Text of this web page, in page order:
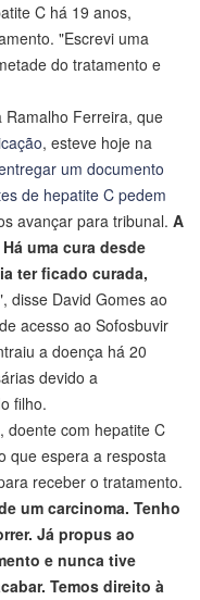
C há 19 anos,
"Escrevi uma
do tratamento e
Ramalho Ferreira, que
, esteve hoje na
um documento
de hepatite C pedem
avançar para tribunal. A
uma cura desde
ter ficado curada,
disse David Gomes ao
acesso ao Sofosbuvir
a doença há 20
devido a
filho.
doente com hepatite C
que espera a resposta
receber o tratamento.
um carcinoma. Tenho
Já propus ao
e nunca tive
Temos direito à